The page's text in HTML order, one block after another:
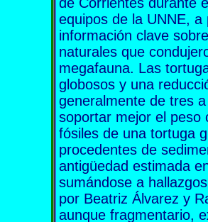
equipos de la UNNE,
información clave
naturales que
megafauna. Las
globosos y una
generalmente de tres
soportar mejor el peso
fósiles de una tortuga
procedentes de
antigüedad estimada
sumándose a
por Beatriz Álvarez y
aunque fragmentario,